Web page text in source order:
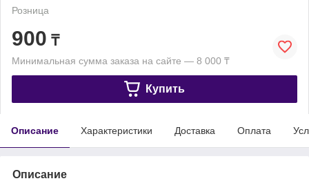
Розница
900 ₸
Минимальная сумма заказа на сайте — 8 000 ₸
Купить
Описание Характеристики Доставка Оплата
Описание